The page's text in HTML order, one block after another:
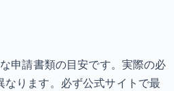
申請書類の目安です。実際の必
なります。必ず公式サイトで最